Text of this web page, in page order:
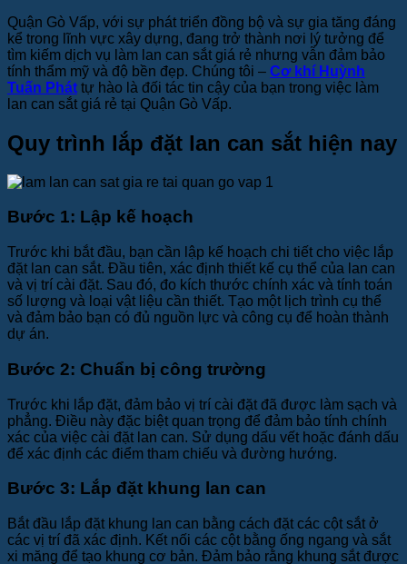
Quận Gò Vấp, với sự phát triển đồng bộ và sự gia tăng đáng
kể trong lĩnh vực xây dựng, đang trở thành nơi lý tưởng để
tìm kiếm dịch vụ làm lan can sắt giá rẻ nhưng vẫn đảm bảo
tính thẩm mỹ và độ bền đẹp. Chúng tôi – Cơ khí Huỳnh
Tuấn Phát tự hào là đối tác tin cậy của bạn trong việc làm
lan can sắt giá rẻ tại Quận Gò Vấp.
Quy trình lắp đặt lan can sắt hiện nay
Bước 1: Lập kế hoạch
Trước khi bắt đầu, bạn cần lập kế hoạch chi tiết cho việc lắp
đặt lan can sắt. Đầu tiên, xác định thiết kế cụ thể của lan can
và vị trí cài đặt. Sau đó, đo kích thước chính xác và tính toán
số lượng và loại vật liệu cần thiết. Tạo một lịch trình cụ thể
và đảm bảo bạn có đủ nguồn lực và công cụ để hoàn thành
dự án.
Bước 2: Chuẩn bị công trường
Trước khi lắp đặt, đảm bảo vị trí cài đặt đã được làm sạch và
phẳng. Điều này đặc biệt quan trọng để đảm bảo tính chính
xác của việc cài đặt lan can. Sử dụng dấu vết hoặc đánh dấu
để xác định các điểm tham chiếu và đường hướng.
Bước 3: Lắp đặt khung lan can
Bắt đầu lắp đặt khung lan can bằng cách đặt các cột sắt ở
các vị trí đã xác định. Kết nối các cột bằng ống ngang và sắt
xi măng để tạo khung cơ bản. Đảm bảo rằng khung sắt được